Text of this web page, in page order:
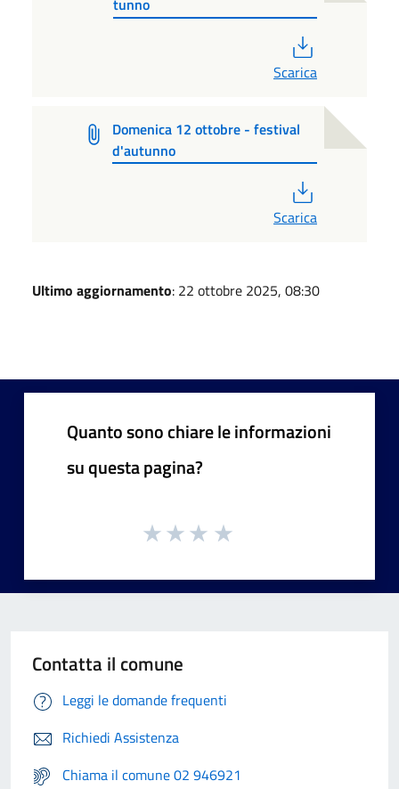
tunno
Scarica
Domenica 12 ottobre - festival
d'autunno
Scarica
Ultimo aggiornamento: 22 ottobre 2025, 08:30
Quanto sono chiare le informazioni
su questa pagina?
Contatta il comune
Leggi le domande frequenti
Richiedi Assistenza
Chiama il comune 02 946921